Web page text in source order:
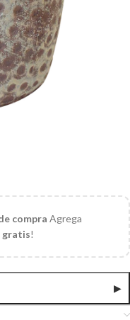
compra Agrega
gratis!
▶